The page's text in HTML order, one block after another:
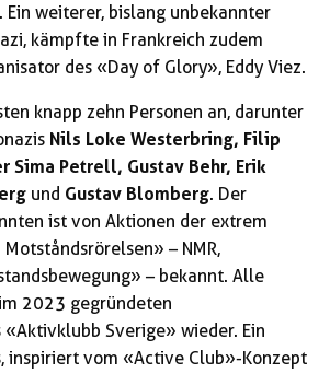
weiterer, bislang unbekannter
kämpfte in Frankreich zudem
des «Day of Glory», Eddy Viez.
knapp zehn Personen an, darunter
Nils Loke Westerbring, Filip
Sima Petrell, Gustav Behr, Erik
und Gustav Blomberg. Der
ist von Aktionen der extrem
– NMR,
– bekannt. Alle
2023 gegründeten
«Aktivklubb Sverige» wieder. Ein
inspiriert vom «Active Club»-Konzept